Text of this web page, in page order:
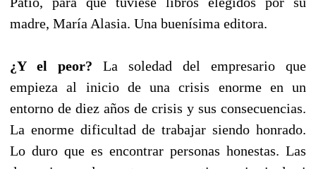
madre, María Alasia. Una buenísima editora.
¿Y el peor?
La soledad del empresario que
empieza al inicio de una crisis enorme en un
entorno de diez años de crisis y sus consecuencias.
La enorme dificultad de trabajar siendo honrado.
Lo duro que es encontrar personas honestas. Las